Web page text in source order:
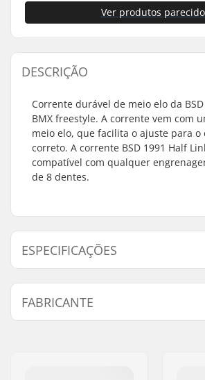
Ver produtos
DESCRIÇÃO
Corrente durável de meio elo da
BMX freestyle. A corrente vem com
meio elo, que facilita o ajuste para
correto. A corrente BSD 1991 Half
compatível com qualquer
de 8 dentes.
ESPECIFICAÇÕES
Tipo de corrente:
Half link
Amount of chain
links:
FABRICANTE